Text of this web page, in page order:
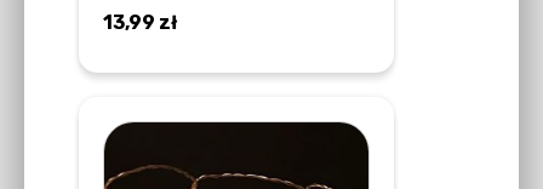
13,99 zł